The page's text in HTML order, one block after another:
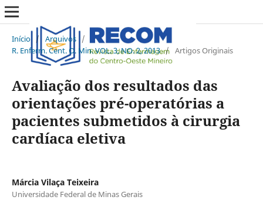
Início / Arquivos /
R. Enferm. Cent. O. Min. VOL. 3, NO. 2, 2013 / Artigos Originais
Avaliação dos resultados das
orientações pré-operatórias a
pacientes submetidos à cirurgia
cardíaca eletiva
Márcia Vilaça Teixeira
Universidade Federal de Minas Gerais